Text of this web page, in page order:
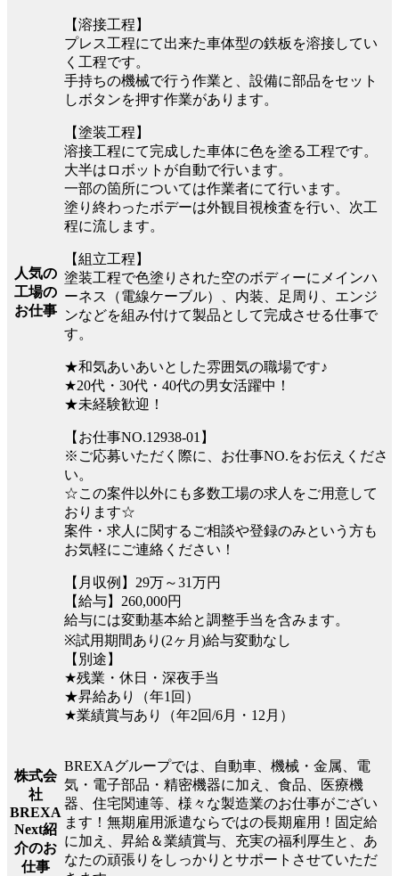
人気の
工場の
お仕事
【溶接工程】
プレス工程にて出来た車体型の鉄板を溶接してい
く工程です。
手持ちの機械で行う作業と、設備に部品をセット
しボタンを押す作業があります。
【塗装工程】
溶接工程にて完成した車体に色を塗る工程です。
大半はロボットが自動で行います。
一部の箇所については作業者にて行います。
塗り終わったボデーは外観目視検査を行い、次工
程に流します。
【組立工程】
塗装工程で色塗りされた空のボディーにメインハ
ーネス（電線ケーブル）、内装、足周り、エンジ
ンなどを組み付けて製品として完成させる仕事で
す。
★和気あいあいとした雰囲気の職場です♪
★20代・30代・40代の男女活躍中！
★未経験歓迎！
【お仕事NO.12938-01】
※ご応募いただく際に、お仕事NO.をお伝えくださ
い。
☆この案件以外にも多数工場の求人をご用意して
おります☆
案件・求人に関するご相談や登録のみという方も
お気軽にご連絡ください！
【月収例】29万～31万円
【給与】260,000円
給与には変動基本給と調整手当を含みます。
※試用期間あり(2ヶ月)給与変動なし
【別途】
★残業・休日・深夜手当
★昇給あり（年1回）
★業績賞与あり（年2回/6月・12月）
株式会
社
BREXA
Next紹
介のお
仕事
BREXAグループでは、自動車、機械・金属、電
気・電子部品・精密機器に加え、食品、医療機
器、住宅関連等、様々な製造業のお仕事がござい
ます！無期雇用派遣ならではの長期雇用！固定給
に加え、昇給＆業績賞与、充実の福利厚生と、あ
なたの頑張りをしっかりとサポートさせていただ